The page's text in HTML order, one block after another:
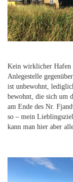
Kein wirklicher Hafen
Anlegestelle
ist unbewohnt,
bewohnt, die sich um
am Ende des Nr.
so – mein
kann man hier aber